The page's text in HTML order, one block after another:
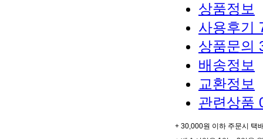
상품정보
사용후기
상품문의
배송정보
교환정보
관련상품
+ 30,000원 이하 주문시 택